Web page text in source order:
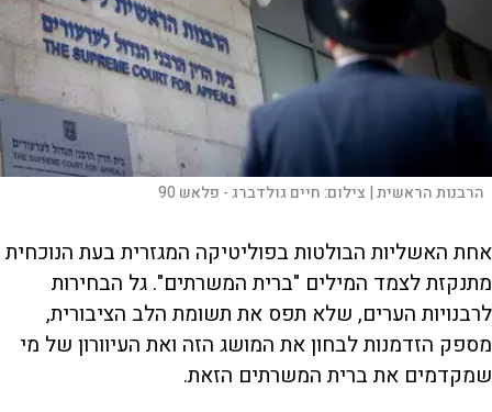
הרבנות הראשית | צילום:חיים גולדברג - פלאש 90
אחת האשליות הבולטות בפוליטיקה המגזרית בעת הנוכחית
מתנקזת לצמד המילים "ברית המשרתים". גל הבחירות
לרבנויות הערים, שלא תפס את תשומת הלב הציבורית,
מספק הזדמנות לבחון את המושג הזה ואת העיוורון של מי
שמקדמים את ברית המשרתים הזאת.